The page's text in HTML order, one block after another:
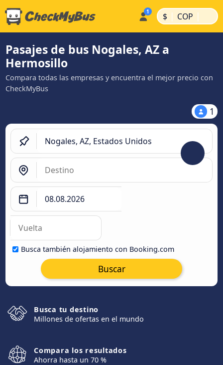
$ | COP |
Pasajes de bus Nogales, AZ a
Hermosillo
Compara todas las empresas y encuentra el mejor precio con
CheckMyBus
1
Busca también alojamiento con Booking.com
Buscar
Busca tu destino
Millones de ofertas en el mundo
Compara los resultados
Ahorra hasta un 70 %